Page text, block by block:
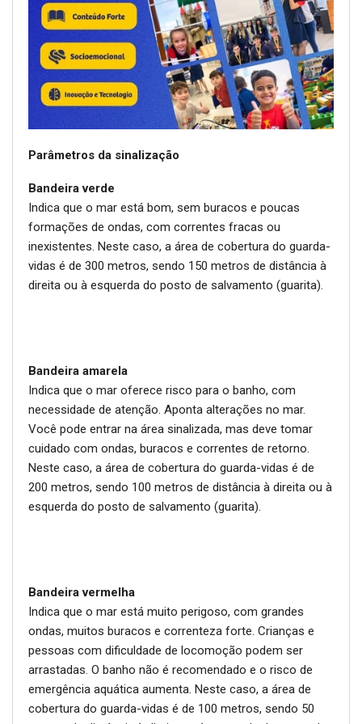
Parâmetros da sinalização
Bandeira verde
Indica que o mar está bom, sem buracos e poucas
formações de ondas, com correntes fracas ou
inexistentes. Neste caso, a área de cobertura do guarda-
vidas é de 300 metros, sendo 150 metros de distância à
direita ou à esquerda do posto de salvamento (guarita).
Bandeira amarela
Indica que o mar oferece risco para o banho, com
necessidade de atenção. Aponta alterações no mar.
Você pode entrar na área sinalizada, mas deve tomar
cuidado com ondas, buracos e correntes de retorno.
Neste caso, a área de cobertura do guarda-vidas é de
200 metros, sendo 100 metros de distância à direita ou à
esquerda do posto de salvamento (guarita).
Bandeira vermelha
Indica que o mar está muito perigoso, com grandes
ondas, muitos buracos e correnteza forte. Crianças e
pessoas com dificuldade de locomoção podem ser
arrastadas. O banho não é recomendado e o risco de
emergência aquática aumenta. Neste caso, a área de
cobertura do guarda-vidas é de 100 metros, sendo 50